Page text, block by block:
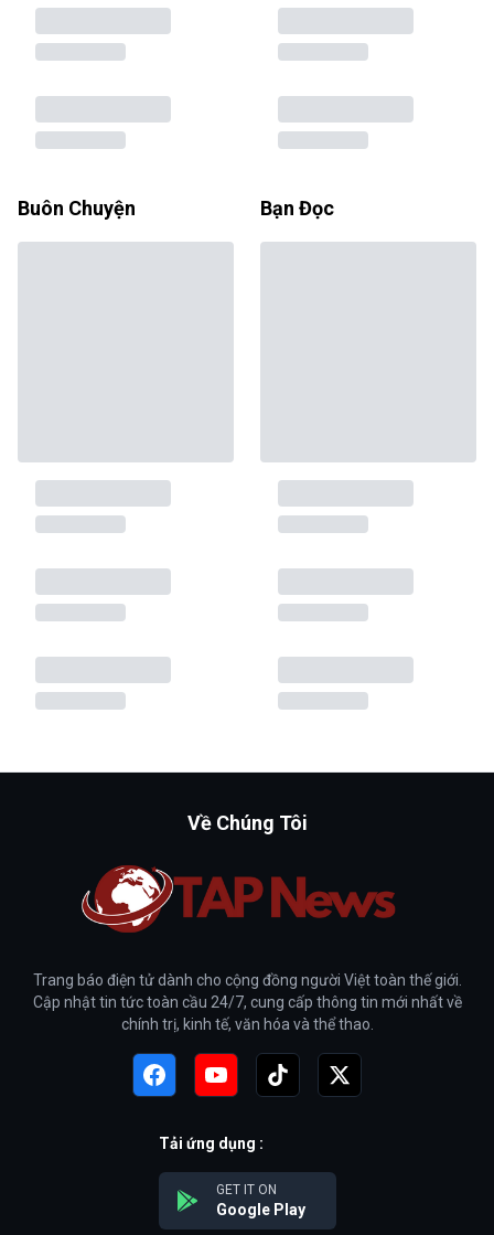
Buôn Chuyện Bạn Đọc
Về Chúng Tôi
Trang báo điện tử dành cho cộng đồng người Việt toàn thế giới.
Cập nhật tin tức toàn cầu 24/7, cung cấp thông tin mới nhất về
chính trị, kinh tế, văn hóa và thể thao.
Tải ứng dụng :
GET IT ON
Google Play